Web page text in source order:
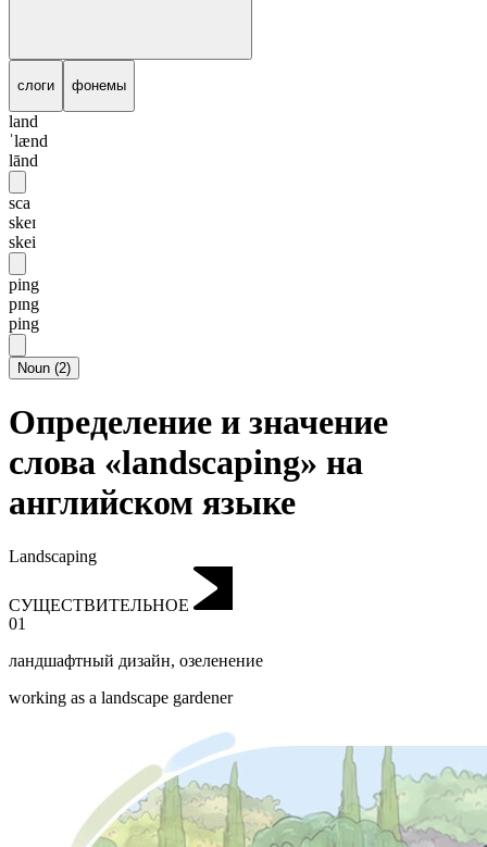
слоги фонемы
land
ˈlænd
lānd
sca
skeɪ
skei
ping
pɪng
ping
Noun (2)
Определение и значение
слова «landscaping» на
английском языке
Landscaping
СУЩЕСТВИТЕЛЬНОЕ
01
ландшафтный дизайн, озеленение
working as a landscape gardener